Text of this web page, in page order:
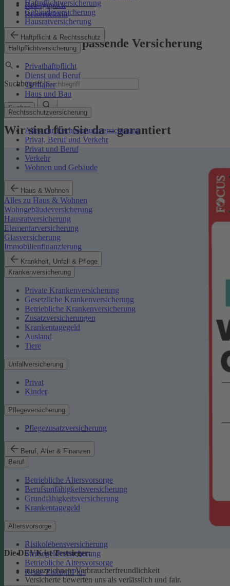
Reisegepäck
Reiserücktritt
Haftpflicht & Rechtsschutz
Haftpflichtversicherung
Privathaftpflicht
Dienst und Beruf
Tierhalter
Haus und Bau
Rechtsschutzversicherung
Alles zur Rechtsschutzversicherung
Privat, Beruf und Verkehr
Privat und Beruf
Verkehr
Wohnen und Gebäude
Haus & Wohnen
Alles zu Haus & Wohnen
Wohngebäudeversicherung
Hausratversicherung
Elementarversicherung
Glasversicherung
Immobilienfinanzierung
Krankheit, Unfall & Pflege
Krankenversicherung
Private Krankenversicherung
Gesetzliche Krankenversicherung
Betriebliche Krankenversicherung
Zusatzversicherungen
Krankentagegeld
Ausland
Tiere
Unfallversicherung
Privat
Kinder
Pflegeversicherung
Pflegezusatzversicherung
Beruf, Alter & Finanzen
Beruf
Betriebliche Altersvorsorge
Berufsunfähigkeitsversicherung
Grundfähigkeitsversicherung
Krankentagegeld
Altersvorsorge
Risikolebensversicherung
Sterbegeldversicherung
Betriebliche Altersvorsorge
Rente ZukunftPlus
Haftpflichtversicherung
Gebäudeversicherung
Hausratversicherung
Finden Sie die passende Versicherung
Suchbegriff
Suchen
Wir sind für Sie da – garantiert
Die DEVK ist Testsieger:
ausgezeichnete Verbraucherfreundlichkeit
Versicherte bewerten uns als verlässlich und fair.